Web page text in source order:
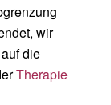
wir
die
Therapie